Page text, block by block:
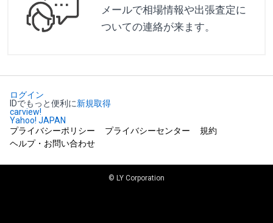
メールで相場情報や出張査定に
ついての連絡が来ます。
ログイン
IDでもっと便利に新規取得
carview!
Yahoo! JAPAN
プライバシーポリシー
プライバシーセンター
規約
ヘルプ・お問い合わせ
© LY Corporation